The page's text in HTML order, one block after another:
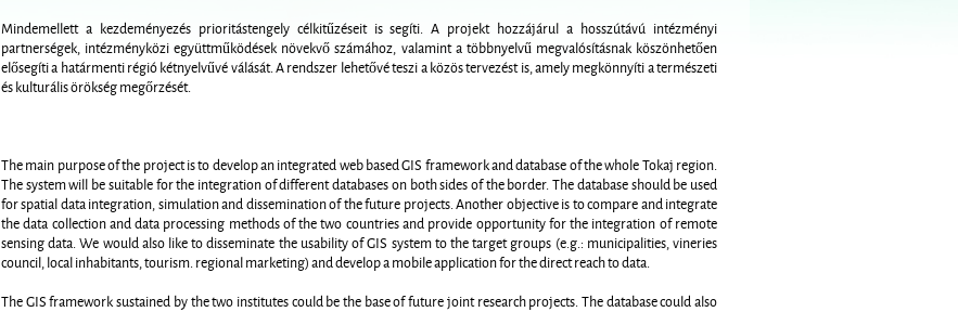
Mindemellett a kezdeményezés prioritástengely célkitűzéseit is segíti. A projekt hozzájárul a hosszútávú intézményi
partnerségek, intézményközi együttműködések növekvő számához, valamint a többnyelvű megvalósításnak köszönhetően
elősegíti a határmenti régió kétnyelvűvé válását. A rendszer lehetővé teszi a közös tervezést is, amely megkönnyíti a természeti
és kulturális örökség megőrzését.
The main purpose of the project is to develop an integrated web based GIS framework and database of the whole Tokaj region.
The system will be suitable for the integration of different databases on both sides of the border. The database should be used
for spatial data integration, simulation and dissemination of the future projects. Another objective is to compare and integrate
the data collection and data processing methods of the two countries and provide opportunity for the integration of remote
sensing data. We would also like to disseminate the usability of GIS system to the target groups (e.g.: municipalities, vineries
council, local inhabitants, tourism. regional marketing) and develop a mobile application for the direct reach to data.
The GIS framework sustained by the two institutes could be the base of future joint research projects. The database could also